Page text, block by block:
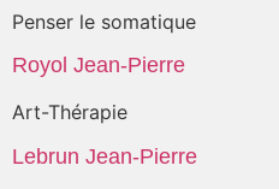
Penser le somatique
Royol Jean-Pierre
Art-Thérapie
Lebrun Jean-Pierre